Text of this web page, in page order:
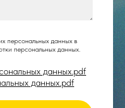
персональных данных в
персональных данных.
данных.pdf
данных.pdf